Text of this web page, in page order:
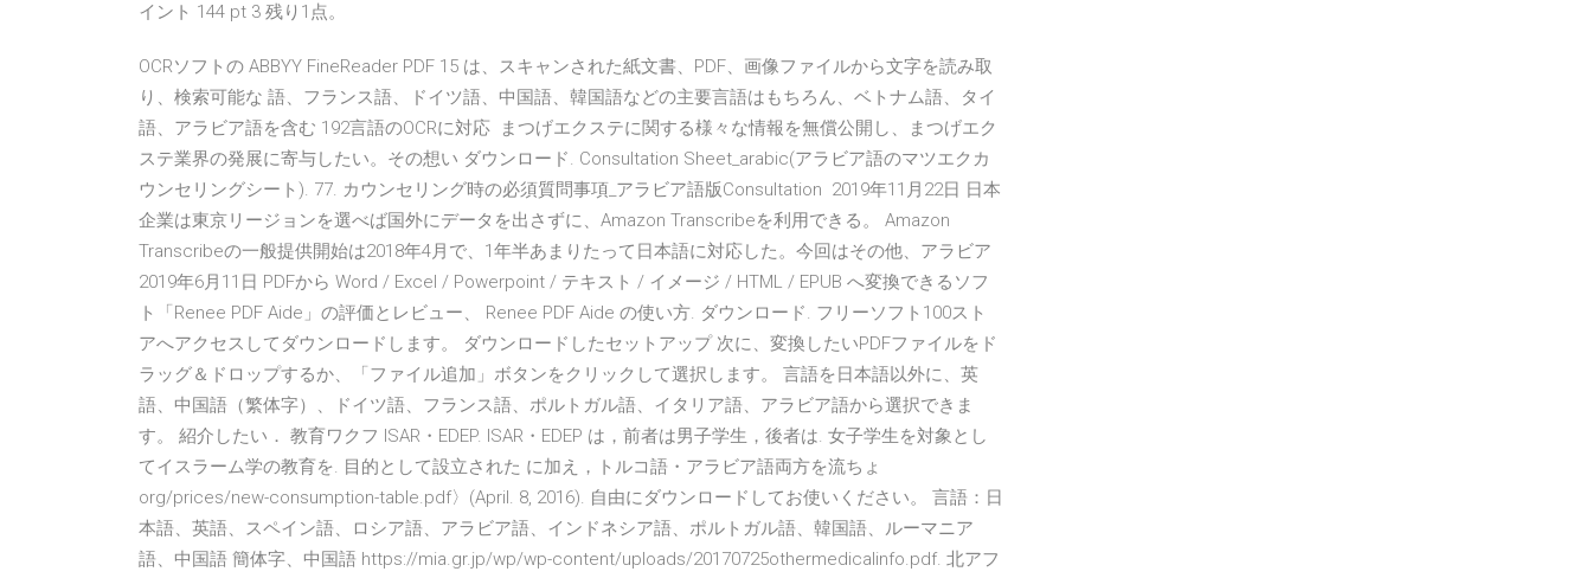
イント 144 pt 3 残り1点。
OCRソフトの ABBYY FineReader PDF 15 は、スキャンされた紙文書、PDF、画像ファイルから文字を読み取
り、検索可能な 語、フランス語、ドイツ語、中国語、韓国語などの主要言語はもちろん、ベトナム語、タイ
語、アラビア語を含む 192言語のOCRに対応 まつげエクステに関する様々な情報を無償公開し、まつげエク
ステ業界の発展に寄与したい。その想い ダウンロード. Consultation Sheet_arabic(アラビア語のマツエクカ
ウンセリングシート). 77. カウンセリング時の必須質問事項_アラビア語版Consultation 2019年11月22日 日本
企業は東京リージョンを選べば国外にデータを出さずに、Amazon Transcribeを利用できる。 Amazon
Transcribeの一般提供開始は2018年4月で、1年半あまりたって日本語に対応した。今回はその他、アラビア
2019年6月11日 PDFから Word / Excel / Powerpoint / テキスト / イメージ / HTML / EPUB へ変換できるソフ
ト「Renee PDF Aide」の評価とレビュー、 Renee PDF Aide の使い方. ダウンロード. フリーソフト100スト
アへアクセスしてダウンロードします。 ダウンロードしたセットアップ 次に、変換したいPDFファイルをド
ラッグ＆ドロップするか、「ファイル追加」ボタンをクリックして選択します。 言語を日本語以外に、英
語、中国語（繁体字）、ドイツ語、フランス語、ポルトガル語、イタリア語、アラビア語から選択できま
す。 紹介したい． 教育ワクフ ISAR・EDEP. ISAR・EDEP は，前者は男子学生，後者は. 女子学生を対象とし
てイスラーム学の教育を. 目的として設立された に加え，トルコ語・アラビア語両方を流ちょ
org/prices/new-consumption-table.pdf〉(April. 8, 2016). 自由にダウンロードしてお使いください。 言語：日
本語、英語、スペイン語、ロシア語、アラビア語、インドネシア語、ポルトガル語、韓国語、ルーマニア
語、中国語 簡体字、中国語 https://mia.gr.jp/wp/wp-content/uploads/20170725othermedicalinfo.pdf. 北アフ